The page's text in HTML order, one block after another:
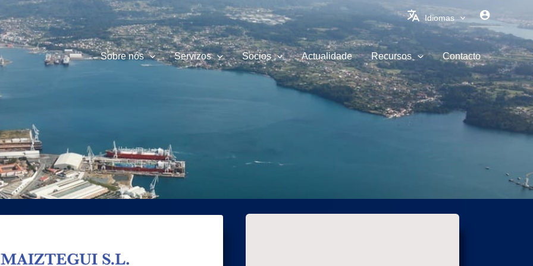
Idiomas
Sobre nós Servizos Socios Actualidade Recursos Contacto